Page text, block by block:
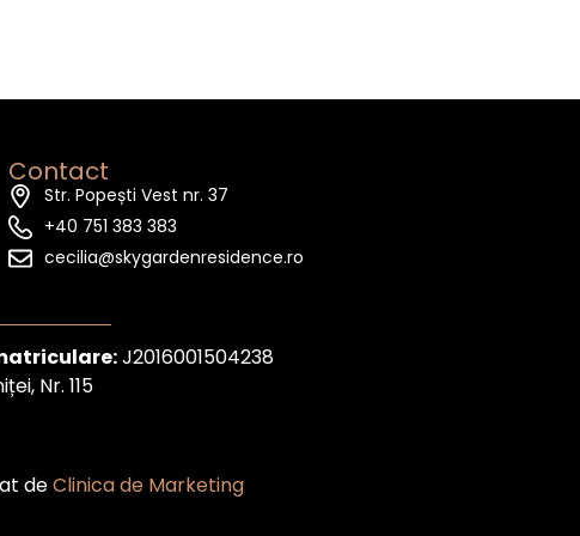
Contact
Str. Popești Vest nr. 37
+40 751 383 383
cecilia@skygardenresidence.ro
J2016001504238
Nr. 115
deClinica de Marketing